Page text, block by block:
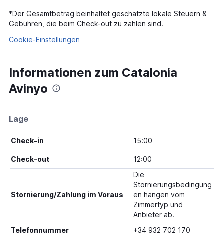
*Der Gesamtbetrag beinhaltet geschätzte lokale Steuern &
Gebühren, die beim Check-out zu zahlen sind.
Cookie-Einstellungen
Informationen zum Catalonia
Avinyo
Lage
Check-in 15:00
Check-out 12:00
Stornierung/Zahlung im Voraus
Die
Stornierungsbedingung
en hängen vom
Zimmertyp und
Anbieter ab.
Telefonnummer
+34 932 702 170